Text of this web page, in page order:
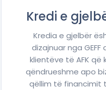
Kredi e
Kredia e gjelbër
dizajnuar nga
klientëve të AFK që
qëndrueshme apo
qëllim të financimit